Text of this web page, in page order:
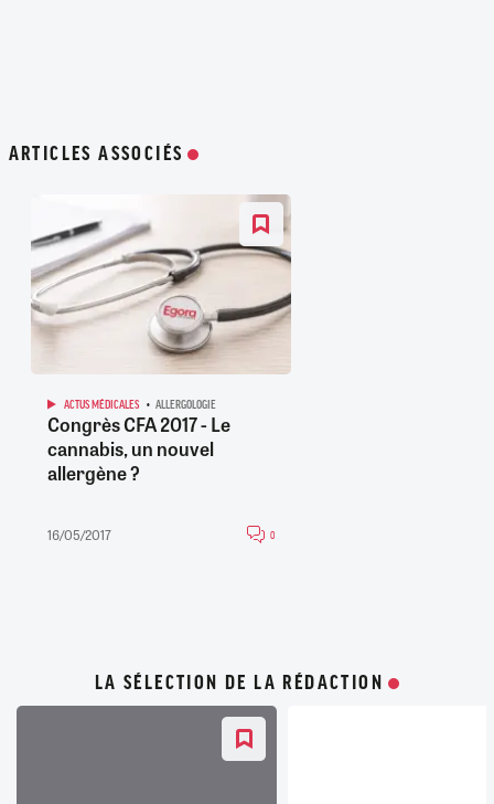
ARTICLES ASSOCIÉS
ACTUS MÉDICALES ALLERGOLOGIE
Congrès CFA 2017 - Le
cannabis, un nouvel
allergène ?
16/05/2017 0
LA SÉLECTION DE LA RÉDACTION